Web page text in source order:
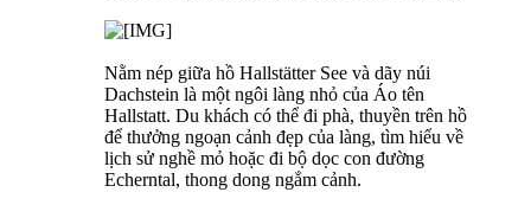
Nằm nép giữa hồ Hallstätter See và dãy núi
Dachstein là một ngôi làng nhỏ của Áo tên
Hallstatt. Du khách có thể đi phà, thuyền trên hồ
để thưởng ngoạn cảnh đẹp của làng, tìm hiểu về
lịch sử nghề mỏ hoặc đi bộ dọc con đường
Echerntal, thong dong ngắm cảnh.